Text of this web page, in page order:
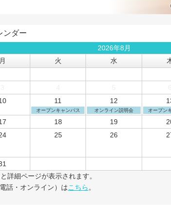
ンダー
2026年8月
月 火 水
11
オープンキャンパス
12
オンライン説明会 オープン
18 19
25 26
詳細ページが表示されます。
話・オンライン）はこちら 。